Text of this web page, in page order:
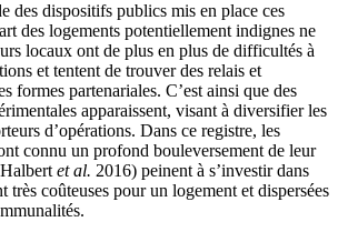
des dispositifs publics mis en place ces
des logements potentiellement indignes ne
locaux ont de plus en plus de difficultés à
et tentent de trouver des relais et
formes partenariales. C’est ainsi que des
apparaissent, visant à diversifier les
d’opérations. Dans ce registre, les
connu un profond bouleversement de leur
et al. 2016) peinent à s’investir dans
très coûteuses pour un logement et dispersées